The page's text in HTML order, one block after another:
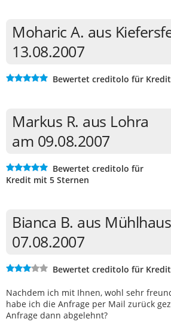
Moharic A. aus
13.08.2007
Bewertet creditolo für
Markus R. aus Lohra
am 09.08.2007
Bewertet creditolo für
Kredit mit 5 Sternen
Bianca B. aus
07.08.2007
Bewertet creditolo für
Nachdem ich mit Ihnen, wohl sehr
habe ich die Anfrage per Mail zurück
Anfrage dann abgelehnt?